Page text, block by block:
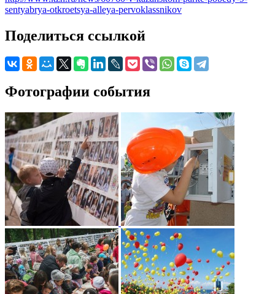
sentyabrya-otkroetsya-alleya-pervoklassnikov
Поделиться ссылкой
Фотографии события